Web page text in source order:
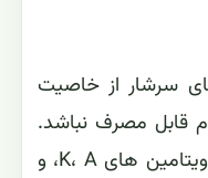
سرشار از خاصیت
قابل مصرف نباشد.
کمی طعم تند دارد و منبع غنی ویتامین های K، A، و